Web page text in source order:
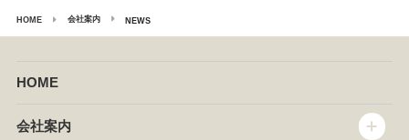
HOME 会社案内 NEWS
HOME
会社案内